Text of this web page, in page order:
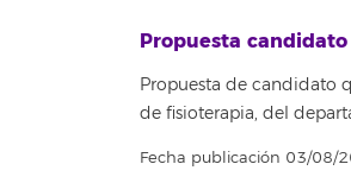
Propuesta
Propuesta de candidato
de fisioterapia, del
Fecha publicación 03/08/